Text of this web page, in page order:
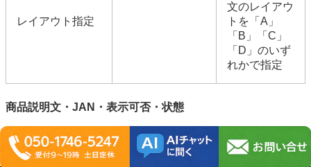
レイアウト指定
文のレイアウ
トを「A」
「B」「C」
「D」のいず
れかで指定
商品説明文・JAN・表示可否・状態
CSV項目名 管理画面の項目名 説明